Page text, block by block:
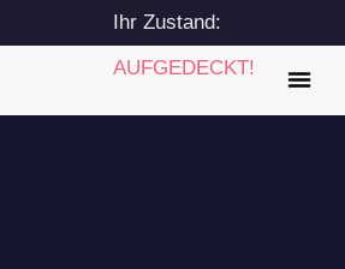
Ihr Zustand:
AUFGEDECKT!